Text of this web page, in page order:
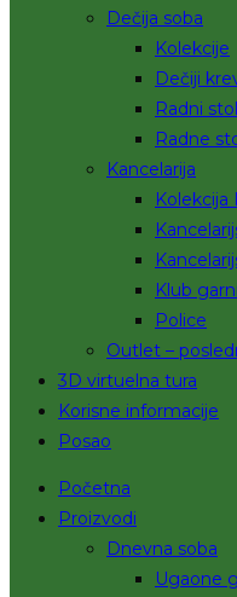
Dečija soba
Kolekcije
Dečiji
Radni
Radne
Kancelarija
Kolekcija
Klub
Police
Outlet –
3D virtuelna tura
Korisne informacije
Posao
Početna
Proizvodi
Dnevna soba
Ugaone